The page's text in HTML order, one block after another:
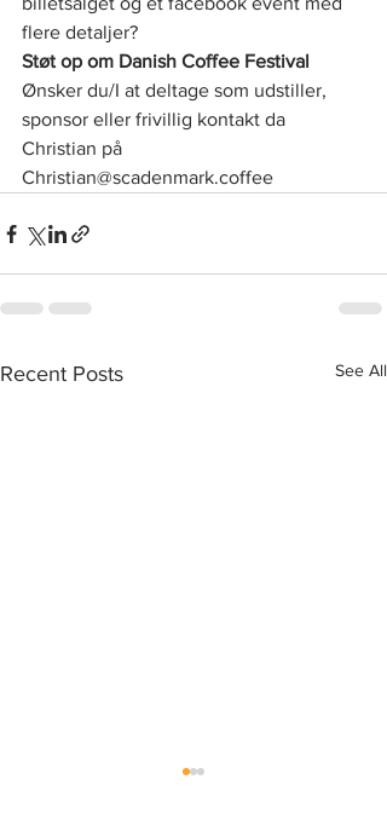
flere detaljer? ⠀
Støt op om Danish Coffee Festival
Ønsker du/I at deltage som udstiller,
sponsor eller frivillig kontakt da
Christian på
Christian@scadenmark.coffee
Recent Posts See All